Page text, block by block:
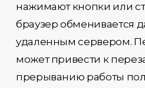
нажимают кнопки или
браузер обменивается
удаленным сервером.
может привести к
прерыванию работы